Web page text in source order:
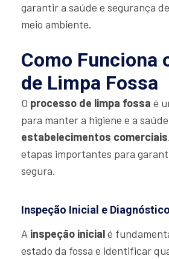
garantir a saúde e segurança
meio ambiente.
Como Funciona
de Limpa Fossa
O processo de limpa fossa é
para manter a higiene e a
estabelecimentos comerciais
etapas importantes para
segura.
Inspeção Inicial e Diagnóstico
A inspeção inicialé
estado da fossa e identificar